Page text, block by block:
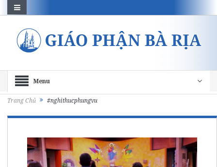
Menu
Trang Chủ #nghithucphungvu